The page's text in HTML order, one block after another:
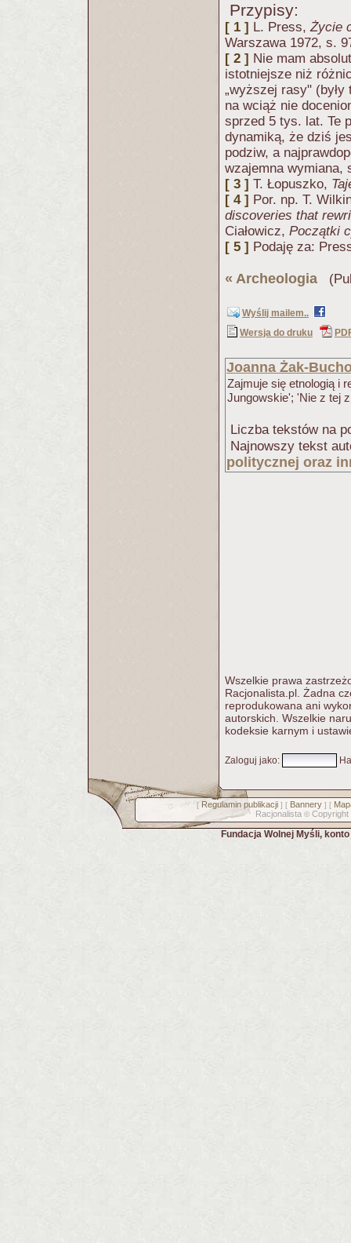
Przypisy:
[ 1 ] L. Press,Życie
Warszawa 1972, s.
[ 2 ] Nie mam
istotniejsze niż
„wyższej rasy"
na wciąż nie
sprzed 5 tys. lat. Te
dynamiką, że dziś
podziw, a
wzajemna wymiana,
[ 3 ] T. Łopuszko,
[ 4 ] Por. np. T.
discoveries that
Ciałowicz, Początki
[ 5 ] Podaję za:
« Archeologia
Wyślij mailem..
Wersja do druku
Joanna Żak-
Zajmuje się etnologią i
Jungowskie'; 'Nie z tej
Liczba tekstów na
Najnowszy tekst
politycznej oraz
Wszelkie prawa
Racjonalista.pl. Żadna
reprodukowana ani
autorskich. Wszelkie
kodeksie karnym i
Zaloguj jako:
[ Regulamin publikacji] [ Bannery] [
Racjonalista © Copyright
Fundacja Wolnej Myśli,